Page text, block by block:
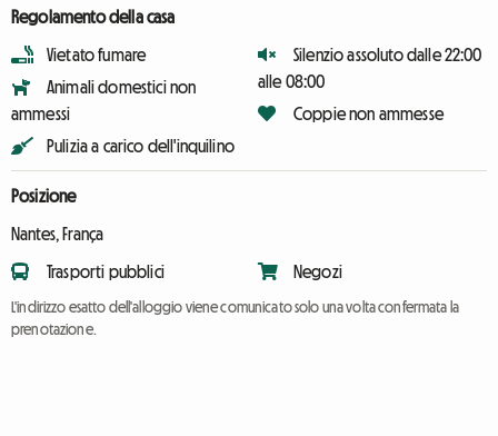
Regolamento della casa
Vietato fumare
Animali domestici non
ammessi
Pulizia a carico dell'inquilino
Silenzio assoluto dalle 22:00
alle 08:00
Coppie non ammesse
Posizione
Nantes, França
Trasporti pubblici Negozi
L'indirizzo esatto dell'alloggio viene comunicato solo una volta confermata la
prenotazione.